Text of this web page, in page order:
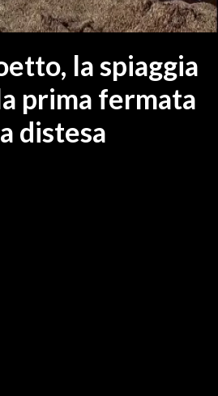
la spiaggia
prima fermata
distesa